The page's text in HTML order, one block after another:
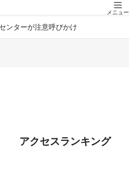
メニュー
ンターが注意呼びかけ
アクセスランキング